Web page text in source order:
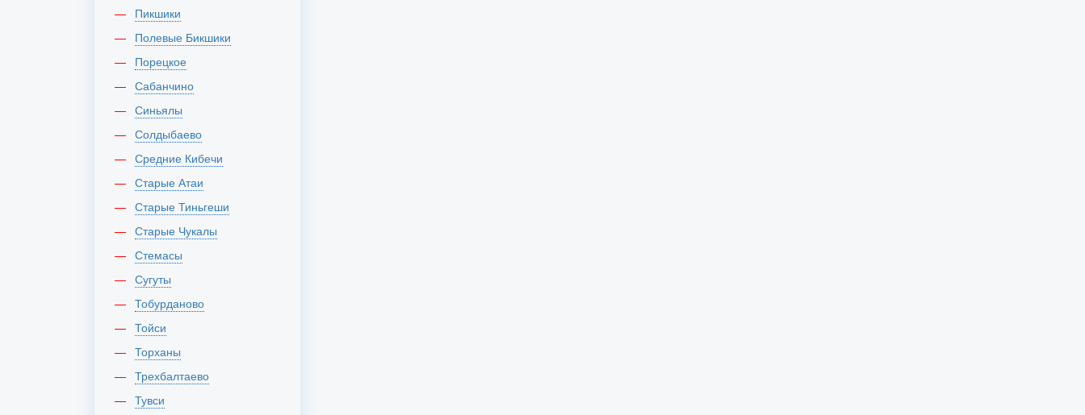
Пикшики
Полевые Бикшики
Порецкое
Сабанчино
Синьялы
Солдыбаево
Средние Кибечи
Старые Атаи
Старые Тиньгеши
Старые Чукалы
Стемасы
Сугуты
Тобурданово
Тойси
Торханы
Трехбалтаево
Тувси